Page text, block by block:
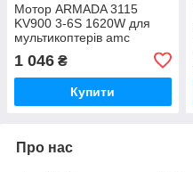
Мотор ARMADA 3115
KV900 3-6S 1620W для
мультикоптерів amc
1 046 ₴
Купити
Про нас